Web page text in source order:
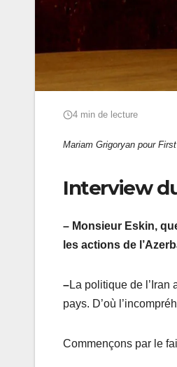
4 min de lecture
Mariam Grigoryan pour
Interview
– Monsieur Eskin,
les actions de
–La politique de
pays. D’où
Commençons par le